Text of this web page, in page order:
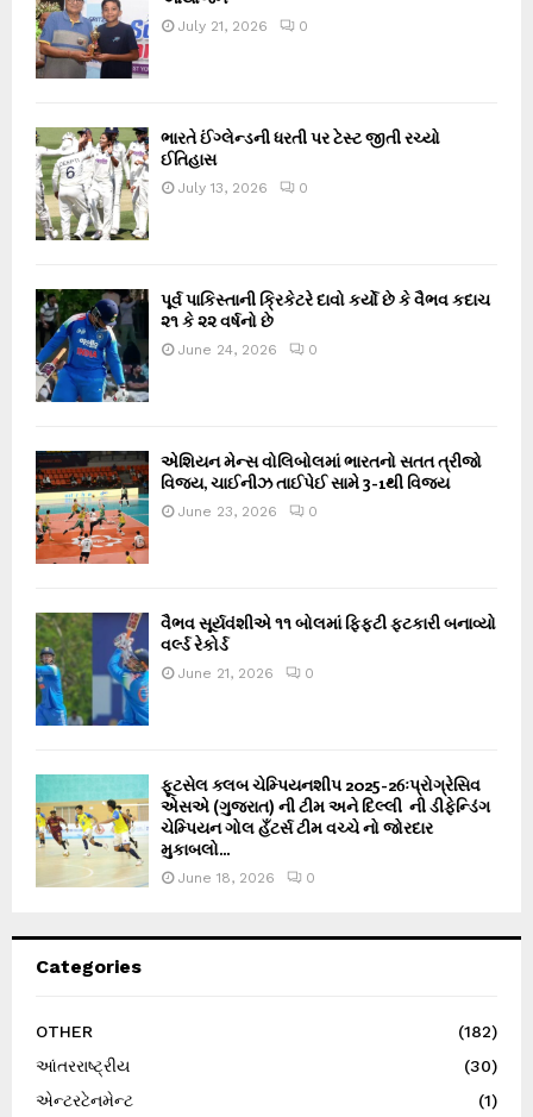
July 21, 2026 0
ભારતે ઈંગ્લેન્ડની ધરતી પર ટેસ્ટ જીતી રચ્યો
ઈતિહાસ
July 13, 2026 0
પૂર્વ પાકિસ્તાની ક્રિકેટરે દાવો કર્યો છે કે વૈભવ કદાચ
૨૧ કે ૨૨ વર્ષનો છે
June 24, 2026 0
એશિયન મેન્સ વોલિબોલમાં ભારતનો સતત ત્રીજો
વિજય, ચાઈનીઝ તાઈપેઈ સામે 3-1થી વિજય
June 23, 2026 0
વૈભવ સૂર્યવંશીએ ૧૧ બોલમાં ફિફ્ટી ફટકારી બનાવ્યો
વર્લ્ડ રેકોર્ડ
June 21, 2026 0
ફૂટસેલ ક્લબ ચેમ્પિયનશીપ 2025-26ઃપ્રોગ્રેસિવ
એસએ (ગુજરાત) ની ટીમ અને દિલ્લી ની ડીફેન્ડિંગ
ચેમ્પિયન ગોલ હઁટર્સ ટીમ વચ્ચે નો જોરદાર
મુકાબલો...
June 18, 2026 0
Categories
OTHER
(182)
આંતરરાષ્ટ્રીય
(30)
એન્ટરટેનમેન્ટ
(1)